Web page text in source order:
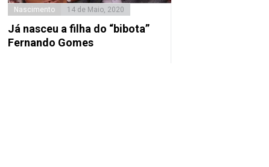
Nascimento 14 de Maio, 2020
Já nasceu a filha do “bibota”
Fernando Gomes